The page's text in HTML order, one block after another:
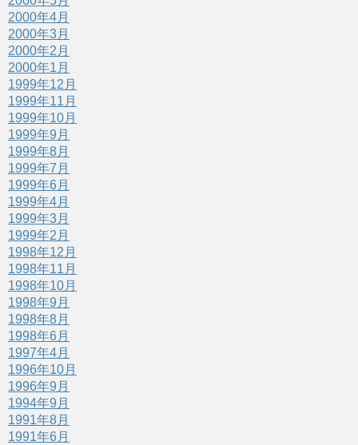
2000年4月
2000年3月
2000年2月
2000年1月
1999年12月
1999年11月
1999年10月
1999年9月
1999年8月
1999年7月
1999年6月
1999年4月
1999年3月
1999年2月
1998年12月
1998年11月
1998年10月
1998年9月
1998年8月
1998年6月
1997年4月
1996年10月
1996年9月
1994年9月
1991年8月
1991年6月